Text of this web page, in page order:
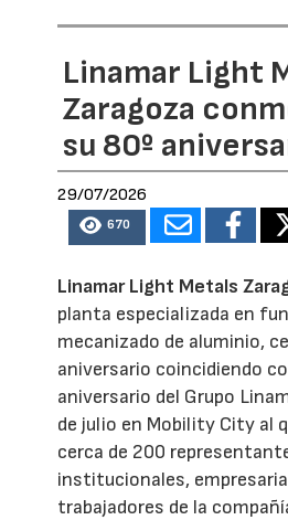
Linamar Light
Zaragoza
su 80º
29/07/2026
670
Linamar Light Metals
planta especializada en
mecanizado de aluminio,
aniversario coincidiendo
aniversario del Grupo
de julio en Mobility City al
cerca de 200
institucionales,
trabajadores de la